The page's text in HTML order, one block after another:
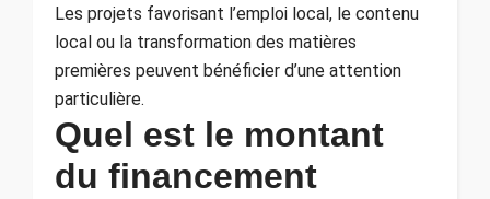
Les projets favorisant l’emploi local, le contenu
local ou la transformation des matières
premières peuvent bénéficier d’une attention
particulière.
Quel est le montant
du financement